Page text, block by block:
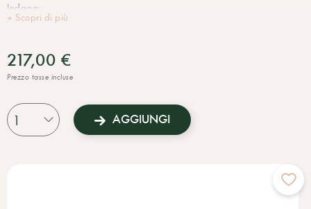
Indaga:
- i livelli di ormoni coinvolti nello stato di veglia e sonno (DHEA,
- l'indice DLMO (Dim Light Melatonin Onset), un parametro molto
specifico utilizzato sempre più spesso nella medicina del sonno.
Consulenza Naturopatica, permette di identificare il percorso
migliore e i rimedi personalizzati ottimali per riequilibrare il proprio
sonno, fondamentale per uno stile di vita adeguato.
+ Scopri di più
217,00 €
Prezzo tasse incluse
AGGIUNGI